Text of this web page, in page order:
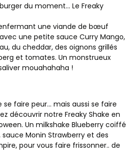
du moment… Le Freaky
une viande de bœuf
une petite sauce Curry Mango,
du cheddar, des oignons grillés
et tomates. Un monstrueux
mouahahaha !
se faire peur… mais aussi se faire
découvrir notre Freaky Shake en
Un milkshake Blueberry coiffé
Monin Strawberry et des
pour vous faire frissonner.. de